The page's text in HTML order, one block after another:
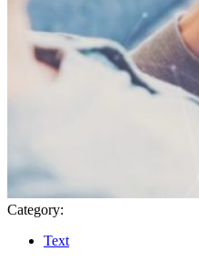
Category:
Text